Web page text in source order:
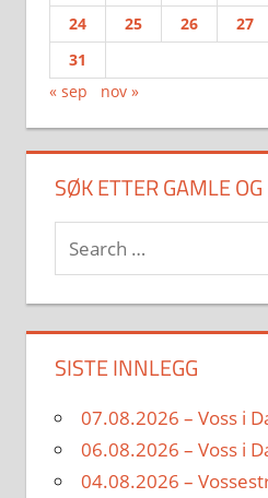
24
25 26 27
31
« sep
nov »
SØK ETTER GAMLE
Search
for:
SISTE INNLEGG
07.08.2026 – Voss i
06.08.2026 – Voss i
04.08.2026 –